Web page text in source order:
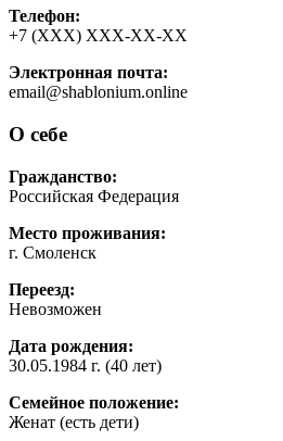
Телефон:
+7 (ХХХ) ХХХ-ХХ-ХХ
Электронная почта:
email@shablonium.online
О себе
Гражданство:
Российская Федерация
Место проживания:
г. Смоленск
Переезд:
Невозможен
Дата рождения:
30.05.1984 г. (40 лет)
Семейное положение:
Женат (есть дети)